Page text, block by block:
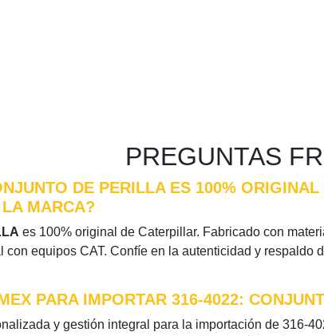
PREGUNTAS
DE PERILLA ES 100%
MARCA?
es 100% original de Caterpillar. Fabricado con
equipos CAT. Confíe en la autenticidad y respaldo
PARA IMPORTAR 316-4022:
y gestión integral para la importación de 316-